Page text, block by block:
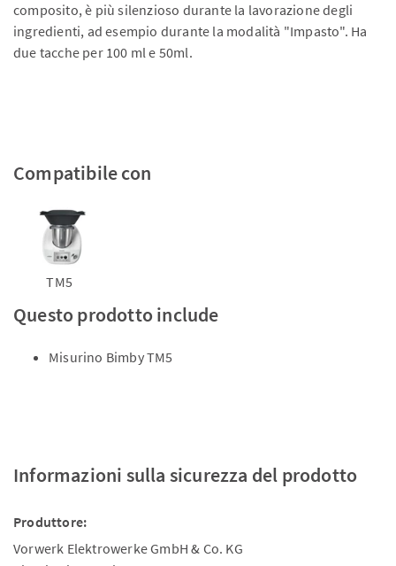
composito, è più silenzioso durante la lavorazione degli
ingredienti, ad esempio durante la modalità "Impasto". Ha
due tacche per 100 ml e 50ml.
Compatibile con
TM5
Questo prodotto include
Misurino Bimby TM5
Informazioni sulla sicurezza del prodotto
Produttore:
Vorwerk Elektrowerke GmbH & Co. KG